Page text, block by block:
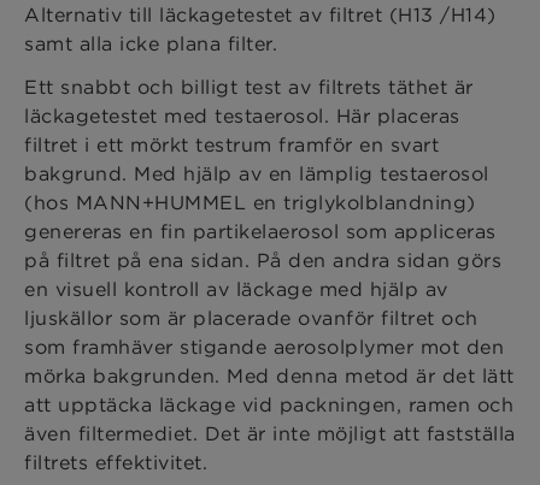
Alternativ till läckagetestet av filtret (H13 /H14)
samt alla icke plana filter.
Ett snabbt och billigt test av filtrets täthet är
läckagetestet med testaerosol. Här placeras
filtret i ett mörkt testrum framför en svart
bakgrund. Med hjälp av en lämplig testaerosol
(hos MANN+HUMMEL en triglykolblandning)
genereras en fin partikelaerosol som appliceras
på filtret på ena sidan. På den andra sidan görs
en visuell kontroll av läckage med hjälp av
ljuskällor som är placerade ovanför filtret och
som framhäver stigande aerosolplymer mot den
mörka bakgrunden. Med denna metod är det lätt
att upptäcka läckage vid packningen, ramen och
även filtermediet. Det är inte möjligt att fastställa
filtrets effektivitet.